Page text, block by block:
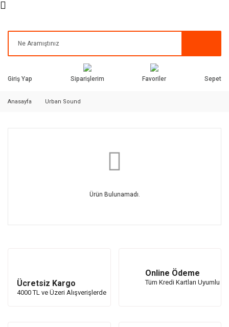
Giriş Yap Siparişlerim Favoriler Sepet
Anasayfa Urban Sound
Ürün Bulunamadı.
Ücretsiz Kargo
4000 TL ve Üzeri Alışverişlerde
Online Ödeme
Tüm Kredi Kartları Uyumlu